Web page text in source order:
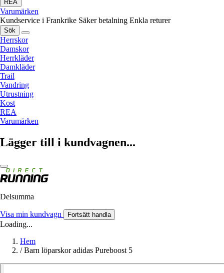
REA
Varumärken
Kundservice i Frankrike Säker betalning Enkla returer
Sök
Herrskor
Damskor
Herrkläder
Damkläder
Trail
Vandring
Utrustning
Kost
REA
Varumärken
Lägger till i kundvagnen...
Delsumma
Visa min kundvagn Fortsätt handla
Loading...
Hem
/ Barn löparskor adidas Pureboost 5